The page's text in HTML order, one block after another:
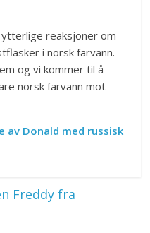
reaksjoner om
i norsk farvann.
og vi kommer til å
norsk farvann mot
av Donald med russisk
Freddy fra